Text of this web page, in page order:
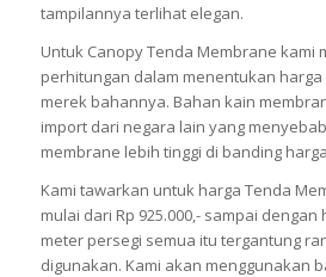
tampilannya terlihat elegan.
Untuk Canopy Tenda Membrane kami
perhitungan dalam menentukan
merek bahannya. Bahan kain
import dari negara lain yang
membrane lebih tinggi di banding
Kami tawarkan untuk harga Tenda
mulai dari Rp 925.000,- sampai dengan
meter persegi semua itu tergantung
digunakan. Kami akan menggunakan